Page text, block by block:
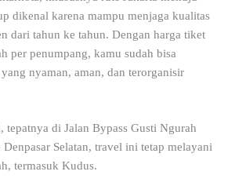
dikenal karena mampu menjaga kualitas
dari tahun ke tahun. Dengan harga tiket
per penumpang, kamu sudah bisa
nyaman, aman, dan terorganisir
tepatnya di Jalan Bypass Gusti Ngurah
Selatan, travel ini tetap melayani
termasuk Kudus.